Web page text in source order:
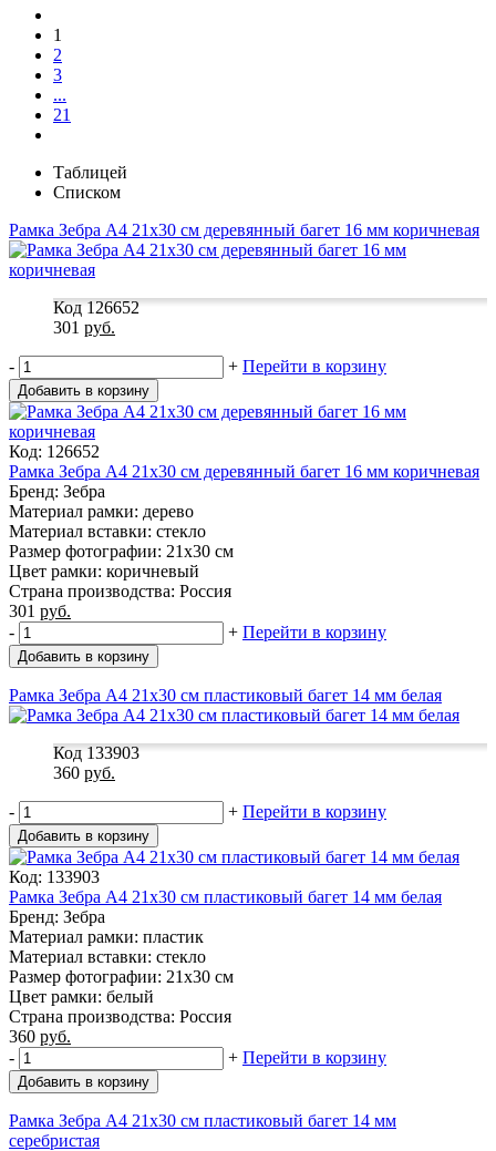
1
2
3
...
21
Таблицей
Списком
Рамка Зебра А4 21x30 см деревянный багет 16 мм коричневая
Код 126652
301 руб.
- + Перейти в корзину
Добавить в корзину
Код: 126652
Рамка Зебра А4 21x30 см деревянный багет 16 мм коричневая
Бренд: Зебра
Материал рамки: дерево
Материал вставки: стекло
Размер фотографии: 21x30 см
Цвет рамки: коричневый
Страна производства: Россия
301 руб.
-
+ Перейти в корзину
Добавить в корзину
Рамка Зебра А4 21x30 см пластиковый багет 14 мм белая
Код 133903
360 руб.
- + Перейти в корзину
Добавить в корзину
Код: 133903
Рамка Зебра А4 21x30 см пластиковый багет 14 мм белая
Бренд: Зебра
Материал рамки: пластик
Материал вставки: стекло
Размер фотографии: 21x30 см
Цвет рамки: белый
Страна производства: Россия
360 руб.
-
+ Перейти в корзину
Добавить в корзину
Рамка Зебра А4 21x30 см пластиковый багет 14 мм
серебристая